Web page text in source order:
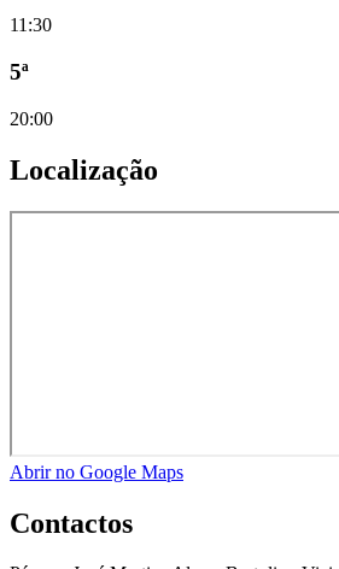
11:30
5ª
20:00
Localização
Abrir no Google Maps
Contactos